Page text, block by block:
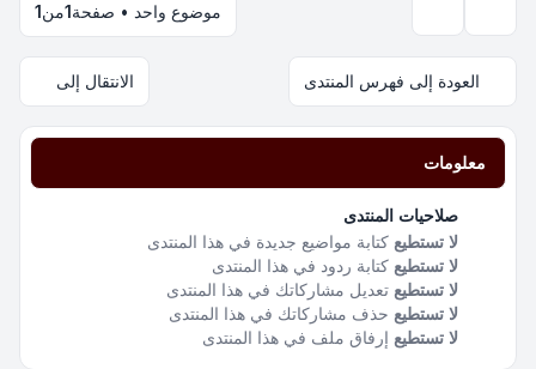
موضوع واحد • صفحة1من1
العودة إلى فهرس المنتدى الانتقال إلى
معلومات
صلاحيات المنتدى
لا تستطيع كتابة مواضيع جديدة في هذا المنتدى
لا تستطيع كتابة ردود في هذا المنتدى
لا تستطيع تعديل مشاركاتك في هذا المنتدى
لا تستطيع حذف مشاركاتك في هذا المنتدى
لا تستطيع إرفاق ملف في هذا المنتدى